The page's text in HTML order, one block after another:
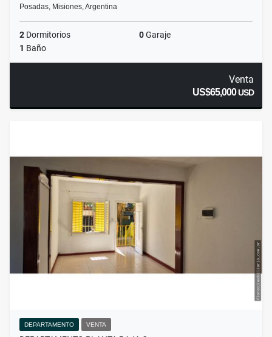
Posadas, Misiones, Argentina
2 Dormitorios 0Garaje
1 Baño
Venta
US$65,000USD
DEPARTAMENTO VENTA